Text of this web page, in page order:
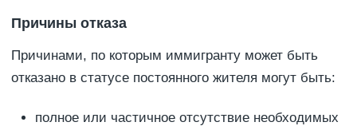
Причины отказа
Причинами, по которым иммигранту может быть
отказано в статусе постоянного жителя могут быть:
полное или частичное отсутствие необходимых